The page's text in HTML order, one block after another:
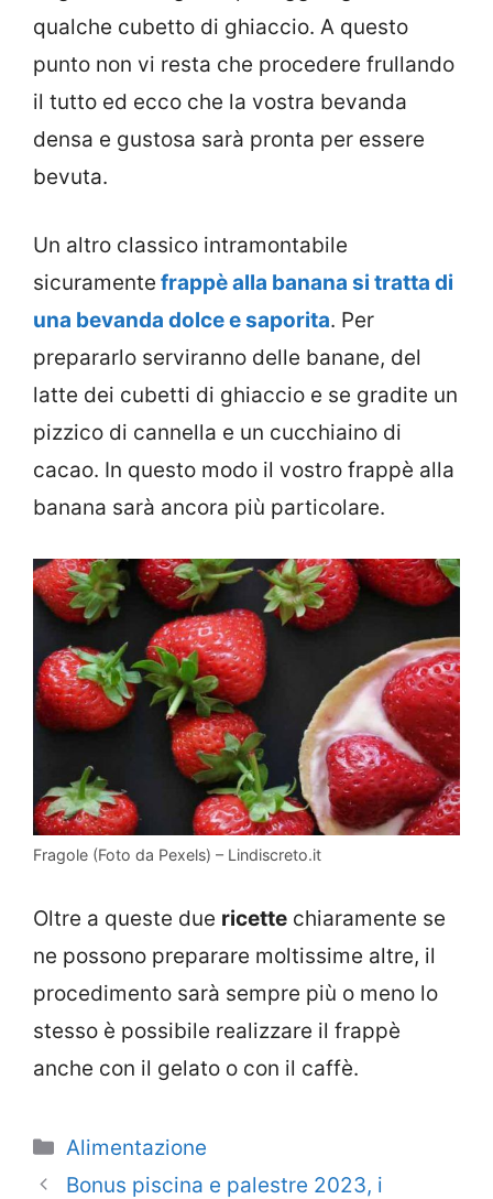
qualche cubetto di ghiaccio. A questo
punto non vi resta che procedere frullando
il tutto ed ecco che la vostra bevanda
densa e gustosa sarà pronta per essere
bevuta.
Un altro classico intramontabile
sicuramente frappè alla banana si tratta di
una bevanda dolce esaporita. Per
prepararlo serviranno delle banane, del
latte dei cubetti di ghiaccio e se gradite un
pizzico di cannella e un cucchiaino di
cacao. In questo modo il vostro frappè alla
banana sarà ancora più particolare.
Fragole (Foto da Pexels) – Lindiscreto.it
Oltre a queste due ricette chiaramente se
ne possono preparare moltissime altre, il
procedimento sarà sempre più o meno lo
stesso è possibile realizzare il frappè
anche con il gelato o con il caffè.
Categorie
Alimentazione
Bonus piscina e palestre 2023, i